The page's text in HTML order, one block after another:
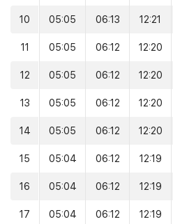
10 05:05 06:13 12:21
11 05:05 06:12 12:20
12 05:05 06:12 12:20
13 05:05 06:12 12:20
14 05:05 06:12 12:20
15 05:04 06:12 12:19
16 05:04 06:12 12:19
17 05:04 06:12 12:19